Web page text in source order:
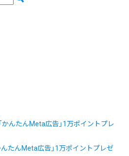
んたんMeta広告」1万ポイントプレゼ